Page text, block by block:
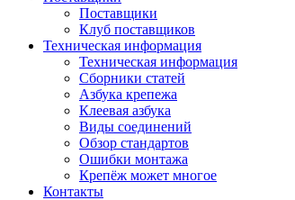
Поставщики
Клуб поставщиков
Техническая информация
Техническая информация
Сборники статей
Азбука крепежа
Клеевая азбука
Виды соединений
Обзор стандартов
Ошибки монтажа
Крепёж может многое
Контакты